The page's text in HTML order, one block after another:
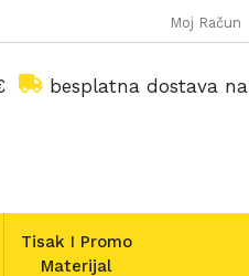
Moj Račun
besplatna dostava na
Tisak I Promo
Materijal